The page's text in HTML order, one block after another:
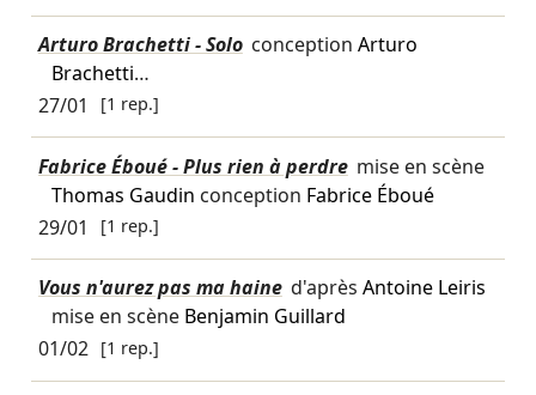
Arturo Brachetti - Solo conception Arturo
Brachetti…
27/01
[1 rep.]
Fabrice Éboué - Plus rien à perdre mise en scène
Thomas Gaudin conception Fabrice Éboué
29/01
[1 rep.]
Vous n'aurez pas ma haine d'après Antoine Leiris
mise en scène Benjamin Guillard
01/02 [1 rep.]